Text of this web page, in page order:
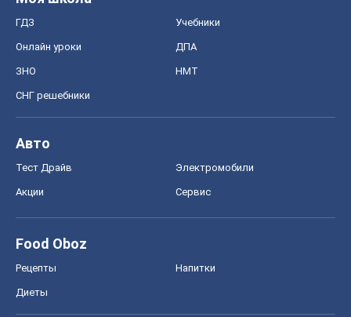
ГДЗ Учебники
Онлайн уроки ДПА
ЗНО НМТ
СНГ решебники
Авто
Тест Драйв Электромобили
Акции Сервис
Food Oboz
Рецепты Напитки
Диеты